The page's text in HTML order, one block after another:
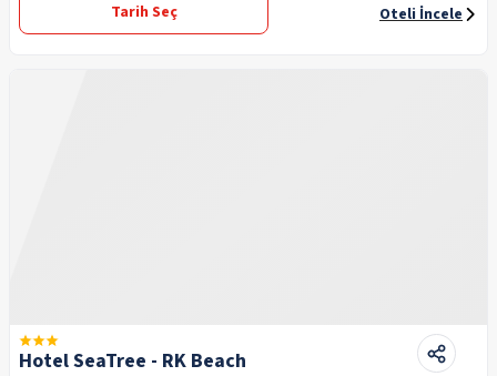
Tarih Seç
Oteli İncele
Hotel SeaTree - RK Beach